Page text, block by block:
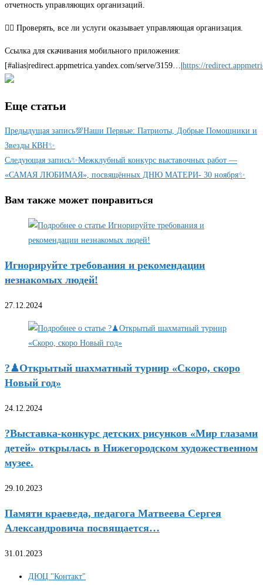
отчетность управляющих организаций.
👉🏻 Проверять, все ли услуги оказывает управляющая организация.
Ссылка для скачивания мобильного приложения:
[#alias|redirect.appmetrica.yandex.com/serve/3159…| https://
Еще статьи
Предыдущая запись💯Наши Первые: Патриоты, Добрые Помощники и
Звезды КВН✨
Следующая запись✨Межклубный конкурс выставочных работ —
«САМАЯ ЛЮБИМАЯ», посвящённых ДНЮ МАТЕРИ- 30 ноября✨
Вам также может понравиться
Игнорируйте требования и рекомендации
незнакомых людей!
27.12.2024
?♟Открытый шахматный турнир «Скоро, скоро
Новый год»
24.12.2024
?Выставка-конкурс детских рисунков «Мир глазами
детей» открылась в Нижегородском художественном
музее.
29.10.2023
Памяти краеведа, педагога Матвеева Сергея
Александровича посвящается…
31.01.2023
ДЮЦ "Контакт"